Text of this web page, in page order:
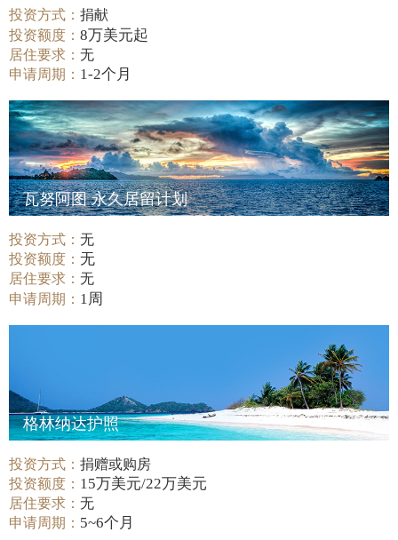
投资方式：捐献
投资额度：8万美元起
居住要求：无
申请周期： 1-2个月
瓦努阿图 永久居留计划
投资方式：无
投资额度：无
居住要求：无
申请周期： 1周
格林纳达护照
投资方式：捐赠或购房
投资额度： 15万美元/22万美元
居住要求：无
申请周期： 5~6个月